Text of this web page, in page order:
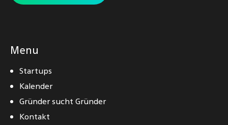
Menu
Startups
Kalender
Gründer sucht Gründer
Kontakt